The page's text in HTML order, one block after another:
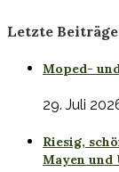
Letzte Beiträge
Moped-
29. Juli
Riesig,
Mayen und